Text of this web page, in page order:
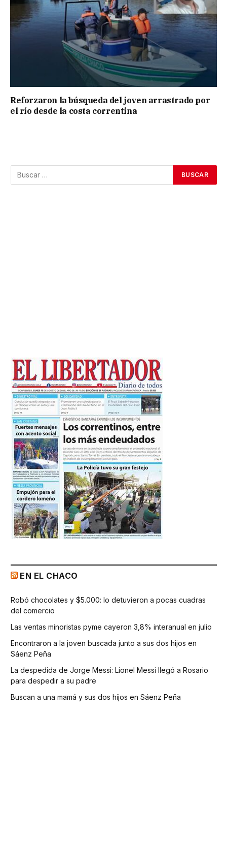
Reforzaron la búsqueda del joven arrastrado por
el río desde la costa correntina
EN EL CHACO
Robó chocolates y $5.000: lo detuvieron a pocas cuadras
del comercio
Las ventas minoristas pyme cayeron 3,8% interanual en julio
Encontraron a la joven buscada junto a sus dos hijos en
Sáenz Peña
La despedida de Jorge Messi: Lionel Messi llegó a Rosario
para despedir a su padre
Buscan a una mamá y sus dos hijos en Sáenz Peña